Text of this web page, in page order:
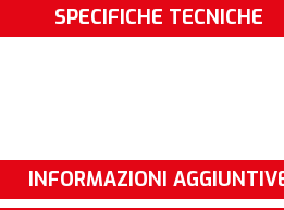
SPECIFICHE TECNICHE
INFORMAZIONI